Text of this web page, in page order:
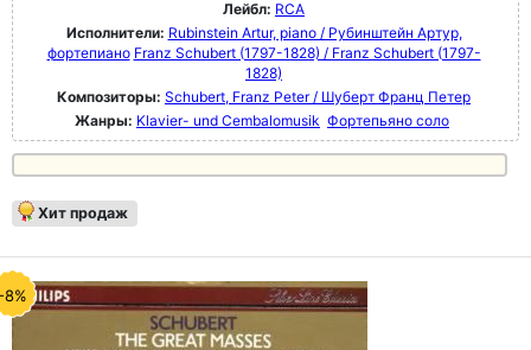
Лейбл: RCA
Исполнители: Rubinstein Artur, piano / Рубинштейн Артур,
фортепиано Franz Schubert (1797-1828) / Franz Schubert (1797-
1828)
Композиторы: Schubert, Franz Peter / Шуберт Франц Петер
Жанры: Klavier- und Cembalomusik Фортепьяно соло
Хит продаж
8%